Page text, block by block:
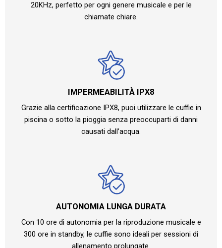
20KHz, perfetto per ogni genere musicale e per le
chiamate chiare.
IMPERMEABILITÀ IPX8
Grazie alla certificazione IPX8, puoi utilizzare le cuffie in
piscina o sotto la pioggia senza preoccuparti di danni
causati dall’acqua.
AUTONOMIA LUNGA DURATA
Con 10 ore di autonomia per la riproduzione musicale e
300 ore in standby, le cuffie sono ideali per sessioni di
allenamento prolungate.